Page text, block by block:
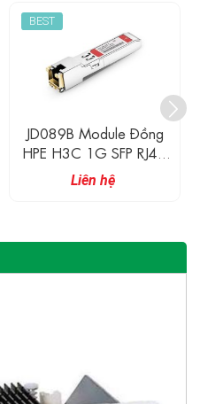
BEST
JD089B Module Đồng
HPE H3C 1G SFP RJ45
Transceiver 100M
Liên hệ